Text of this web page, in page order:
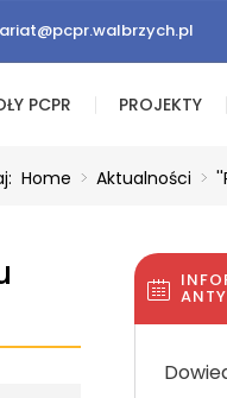
PCPR PROJEKTY
Home > Aktualności >